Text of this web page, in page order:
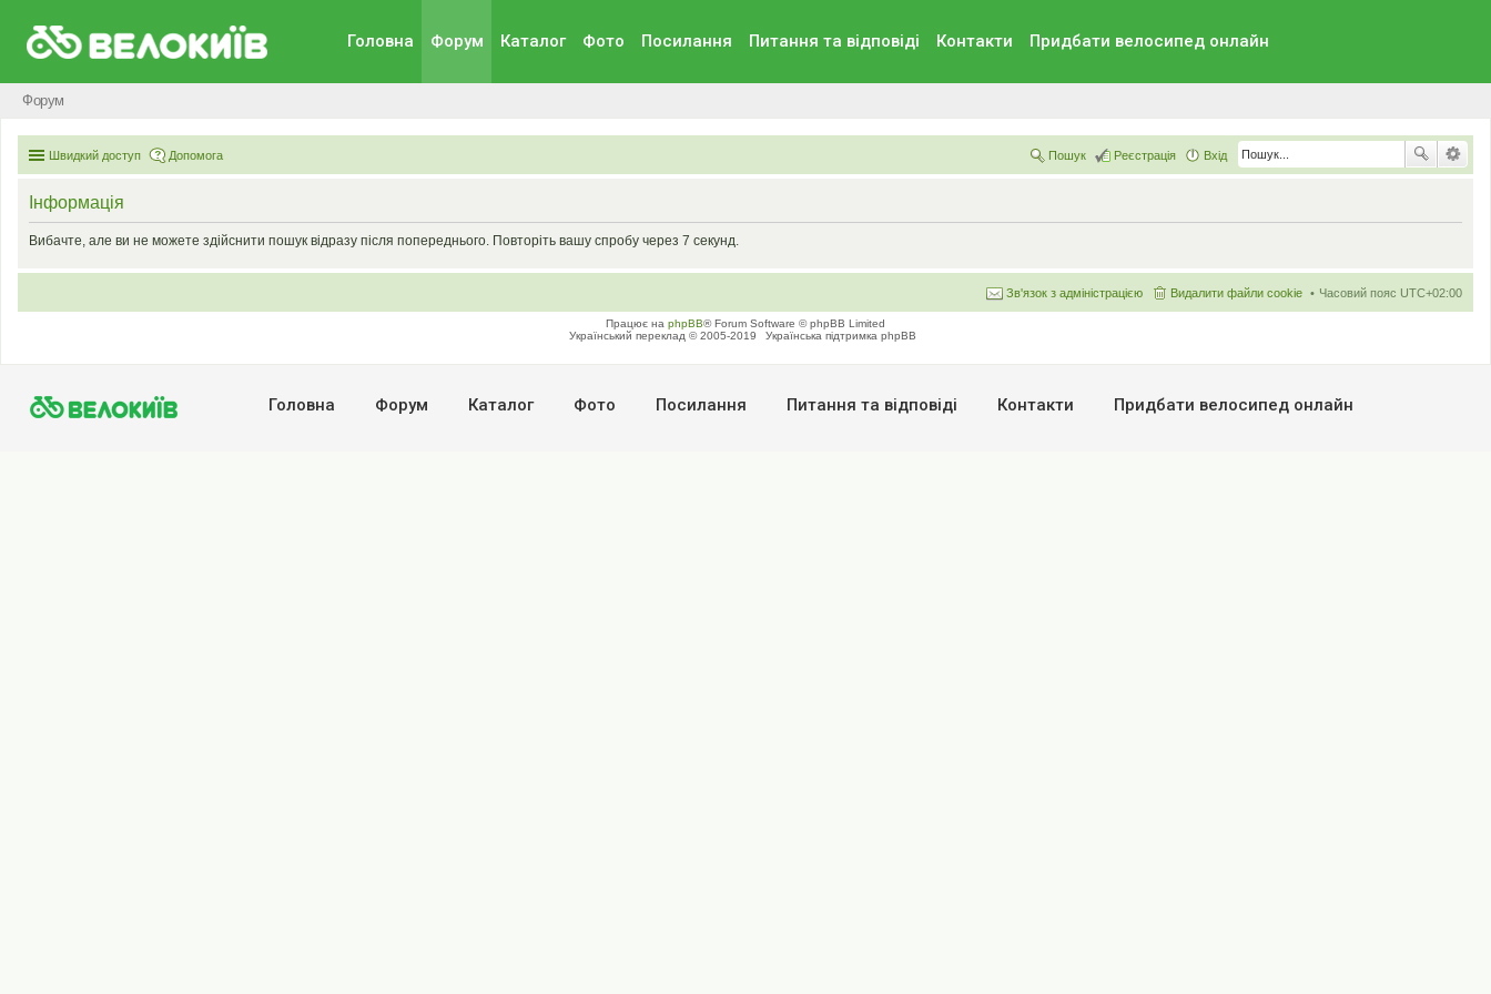
Головна Форум Каталог Фото Посилання Питання та вiдповiдi Контакти Придбати велосипед онлайн
Форум
Швидкий доступ Допомога Вхід
Реєстрація
Пошук
Інформація
Вибачте, але ви не можете здійснити пошук відразу після попереднього. Повторіть вашу спробу через 7 секунд.
Часовий пояс UTC+02:00
Видалити файли cookie
Зв'язок з адміністрацією
Працює на phpBB® Forum Software © phpBB Limited
Український переклад © 2005-2019
Українська підтримка phpBB
Головна Форум Каталог Фото Посилання Питання та вiдповiдi Контакти Придбати велосипед онлайн